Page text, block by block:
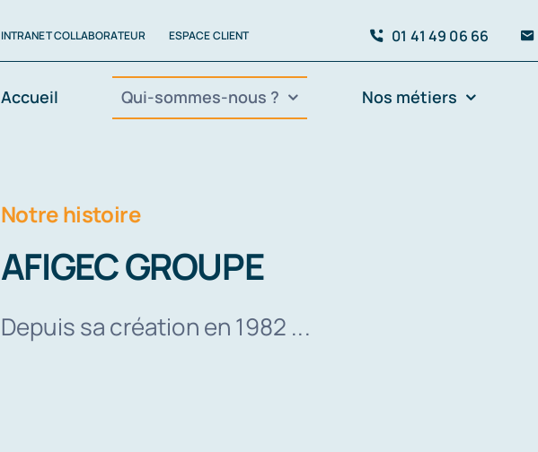
INTRANET COLLABORATEUR ESPACE CLIENT 01 41 49 06 66
Accueil Qui-sommes-nous ? Nos métiers
Notre histoire
AFIGEC GROUPE
Depuis sa création en 1982 ...